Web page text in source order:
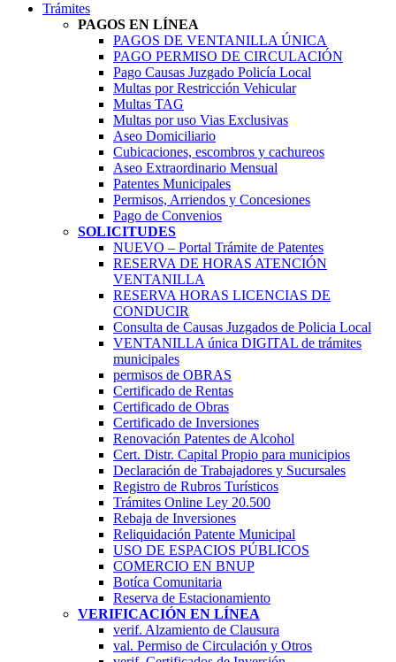
Trámites
PAGOS EN LÍNEA
PAGOS DE VENTANILLA ÚNICA
PAGO PERMISO DE CIRCULACIÓN
Pago Causas Juzgado Policía Local
Multas por Restricción Vehicular
Multas TAG
Multas por uso Vias Exclusivas
Aseo Domiciliario
Cubicaciones, escombros y cachureos
Aseo Extraordinario Mensual
Patentes Municipales
Permisos, Arriendos y Concesiones
Pago de Convenios
SOLICITUDES
NUEVO – Portal Trámite de Patentes
RESERVA DE HORAS ATENCIÓN
VENTANILLA
RESERVA HORAS LICENCIAS DE
CONDUCIR
Consulta de Causas Juzgados de Policia Local
VENTANILLA única DIGITAL de trámites
municipales
permisos de OBRAS
Certificado de Rentas
Certificado de Obras
Certificado de Inversiones
Renovación Patentes de Alcohol
Cert. Distr. Capital Propio para municipios
Declaración de Trabajadores y Sucursales
Registro de Rubros Turí­sticos
Trámites Online Ley 20.500
Rebaja de Inversiones
Reliquidación Patente Municipal
USO DE ESPACIOS PÚBLICOS
COMERCIO EN BNUP
Botíca Comunitaria
Reserva de Estacionamiento
VERIFICACIÓN EN LÍNEA
verif. Alzamiento de Clausura
val. Permiso de Circulación y Otros